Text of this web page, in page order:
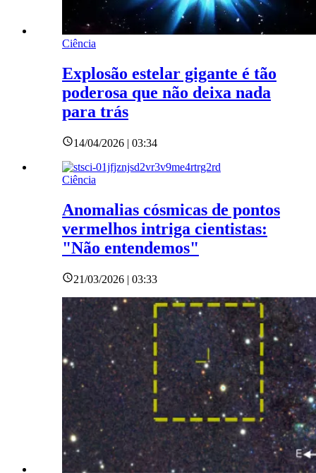
Ciência
Explosão estelar gigante é tão
poderosa que não deixa nada
para trás
14/04/2026 | 03:34
Ciência
Anomalias cósmicas de pontos
vermelhos intriga cientistas:
"Não entendemos"
21/03/2026 | 03:33